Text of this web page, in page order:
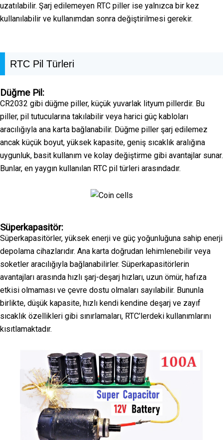
uzatılabilir. Şarj edilemeyen RTC piller ise yalnızca bir kez
kullanılabilir ve kullanımdan sonra değiştirilmesi gerekir.
RTC Pil Türleri
Düğme Pil:
CR2032 gibi düğme piller, küçük yuvarlak lityum pillerdir. Bu
piller, pil tutucularına takılabilir veya harici güç kabloları
aracılığıyla ana karta bağlanabilir. Düğme piller şarj edilemez
ancak küçük boyut, yüksek kapasite, geniş sıcaklık aralığına
uygunluk, basit kullanım ve kolay değiştirme gibi avantajlar sunar.
Bunlar, en yaygın kullanılan RTC pil türleri arasındadır.
Süperkapasitör:
Süperkapasitörler, yüksek enerji ve güç yoğunluğuna sahip enerji
depolama cihazlarıdır. Ana karta doğrudan lehimlenebilir veya
soketler aracılığıyla bağlanabilirler. Süperkapasitörlerin
avantajları arasında hızlı şarj-deşarj hızları, uzun ömür, hafıza
etkisi olmaması ve çevre dostu olmaları sayılabilir. Bununla
birlikte, düşük kapasite, hızlı kendi kendine deşarj ve zayıf
sıcaklık özellikleri gibi sınırlamaları, RTC’lerdeki kullanımlarını
kısıtlamaktadır.